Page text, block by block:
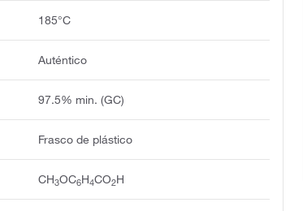
185°C
Auténtico
97.5% min. (GC)
Frasco de plástico
CH3OC6H4CO2H